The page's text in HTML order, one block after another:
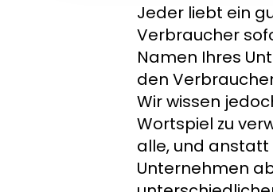
Jeder liebt ein
Verbraucher
Namen Ihres
den
Wir wissen
Wortspiel zu
alle, und anstatt
Unternehmen